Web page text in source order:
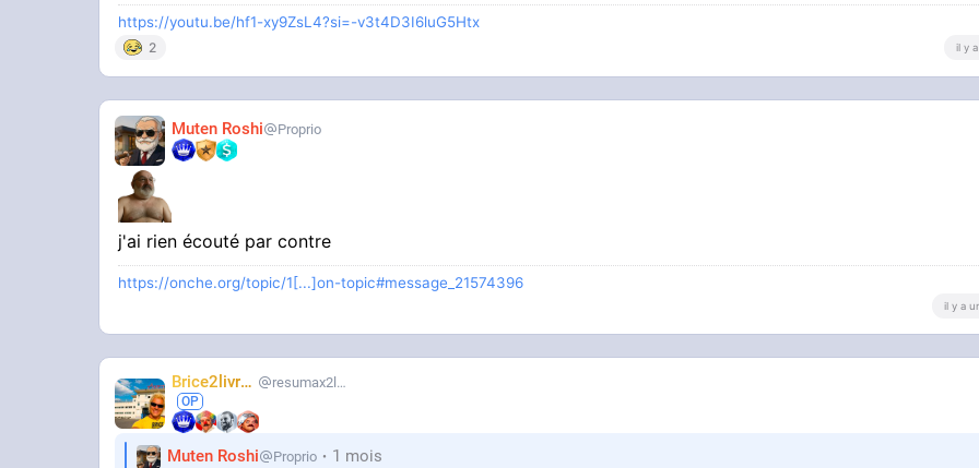
unnamed
https://youtu.be/hf1-xy9ZsL4?si=-v3t4D3I6luG5Htx
2 il y
Muten Roshi Proprio
j'ai rien écouté par contre
https://onche.org/topic/1[...]on-topic#message_21574396
il y a
Brice2livres resumax2livres
Muten Roshi Proprio 1 mois